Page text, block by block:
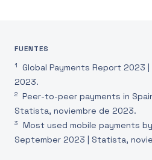
FUENTES
1
Global Payments Report 2023
2023.
2
Peer-to-peer payments in
Statista, noviembre de 2023.
3
Most used mobile payments
September 2023 | Statista,